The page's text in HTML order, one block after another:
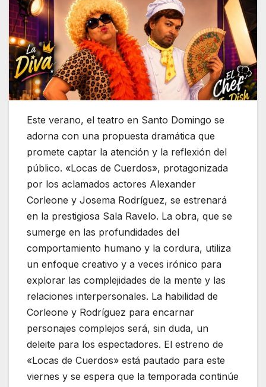
Este verano, el teatro en Santo Domingo se
adorna con una propuesta dramática que
promete captar la atención y la reflexión del
público. «Locas de Cuerdos», protagonizada
por los aclamados actores Alexander
Corleone y Josema Rodríguez, se estrenará
en la prestigiosa Sala Ravelo. La obra, que se
sumerge en las profundidades del
comportamiento humano y la cordura, utiliza
un enfoque creativo y a veces irónico para
explorar las complejidades de la mente y las
relaciones interpersonales. La habilidad de
Corleone y Rodríguez para encarnar
personajes complejos será, sin duda, un
deleite para los espectadores. El estreno de
«Locas de Cuerdos» está pautado para este
viernes y se espera que la temporada continúe